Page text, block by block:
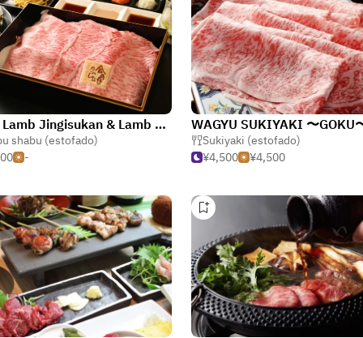
Fresh Lamb Jingisukan & Lamb Shabu-shabu Kinnome – Shibuya
shabu (estofado)
-
Sukiyaki (estofado)
¥4,500
¥4,500